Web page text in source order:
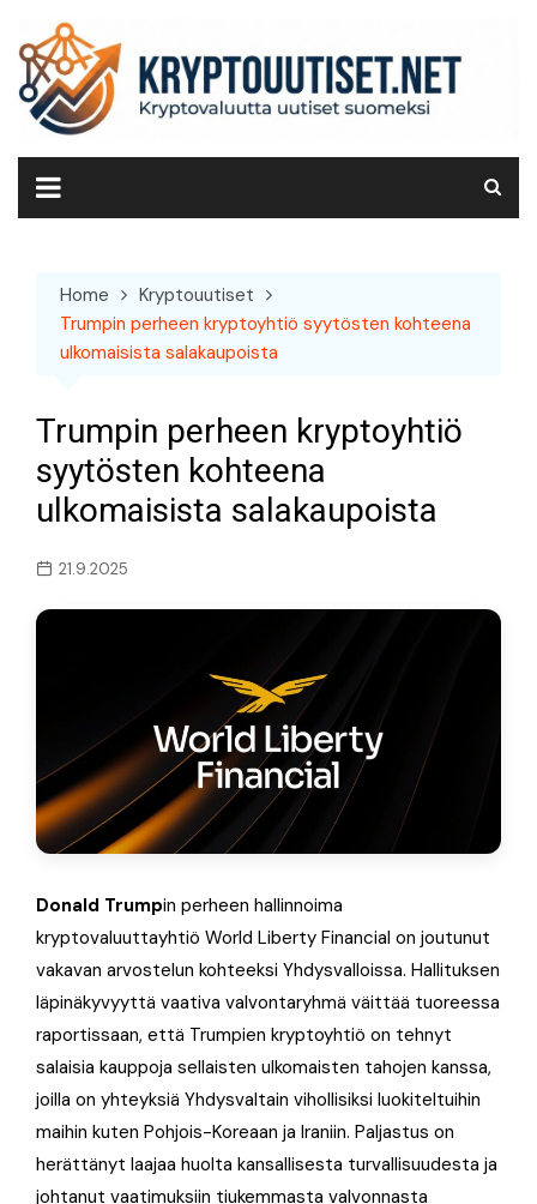
content
Home
Kryptouutiset
Trumpin perheen kryptoyhtiö syytösten kohteena
ulkomaisista salakaupoista
Trumpin perheen kryptoyhtiö
syytösten kohteena
ulkomaisista salakaupoista
21.9.2025
Donald Trumpin perheen hallinnoima
kryptovaluuttayhtiö World Liberty Financial on joutunut
vakavan arvostelun kohteeksi Yhdysvalloissa. Hallituksen
läpinäkyvyyttä vaativa valvontaryhmä väittää tuoreessa
raportissaan, että Trumpien kryptoyhtiö on tehnyt
salaisia kauppoja sellaisten ulkomaisten tahojen kanssa,
joilla on yhteyksiä Yhdysvaltain vihollisiksi luokiteltuihin
maihin kuten Pohjois-Koreaan ja Iraniin. Paljastus on
herättänyt laajaa huolta kansallisesta turvallisuudesta ja
johtanut vaatimuksiin tiukemmasta valvonnasta